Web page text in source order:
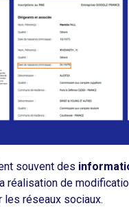
souvent des
de
réseaux sociaux.